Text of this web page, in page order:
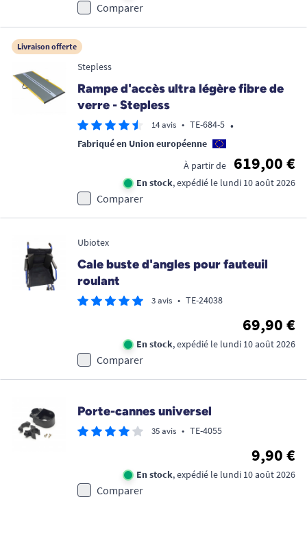
Comparer
Livraison offerte
Stepless
Rampe d'accès ultra légère fibre de
verre - Stepless
14 avis • TE-684-5 •
Fabriqué en Union européenne
À partir de
619,00 €
En stock, expédié le lundi 10 août 2026
Comparer
Ubiotex
Cale buste d'angles pour fauteuil
roulant
3 avis • TE-24038
69,90 €
En stock, expédié le lundi 10 août 2026
Comparer
Porte-cannes universel
35 avis • TE-4055
9,90 €
En stock, expédié le lundi 10 août 2026
Comparer